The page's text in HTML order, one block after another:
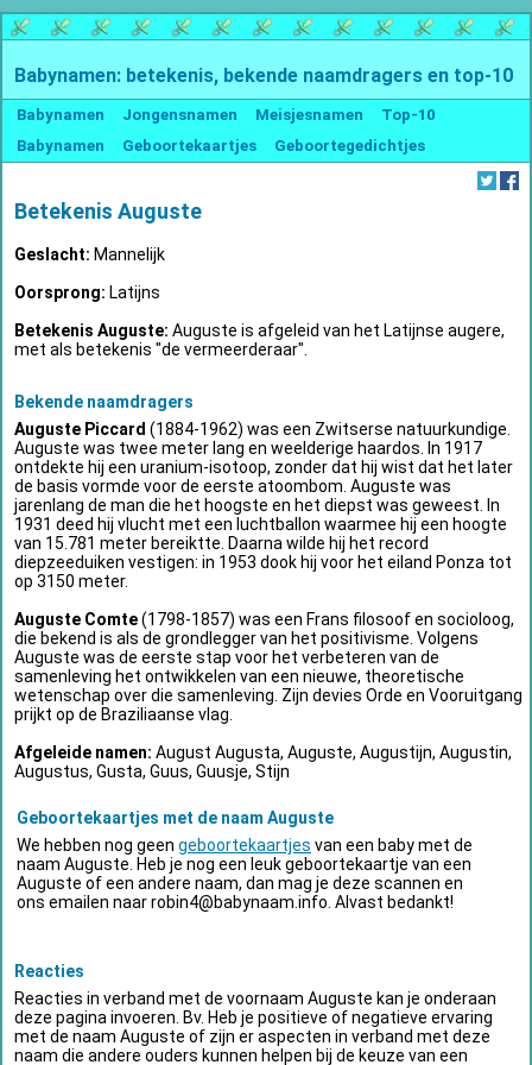
Babynamen: betekenis, bekende naamdragers en top-10
Babynamen Jongensnamen Meisjesnamen
Top-10
Babynamen
Geboortekaartjes Geboortegedichtjes
Betekenis Auguste
Geslacht: Mannelijk
Oorsprong: Latijns
Betekenis Auguste: Auguste is afgeleid van het Latijnse augere,
met als betekenis "de vermeerderaar".
Bekende naamdragers
Auguste Piccard (1884-1962) was een Zwitserse natuurkundige.
Auguste was twee meter lang en weelderige haardos. In 1917
ontdekte hij een uranium-isotoop, zonder dat hij wist dat het later
de basis vormde voor de eerste atoombom. Auguste was
jarenlang de man die het hoogste en het diepst was geweest. In
1931 deed hij vlucht met een luchtballon waarmee hij een hoogte
van 15.781 meter bereiktte. Daarna wilde hij het record
diepzeeduiken vestigen: in 1953 dook hij voor het eiland Ponza tot
op 3150 meter.
Auguste Comte(1798-1857) was een Frans filosoof en socioloog,
die bekend is als de grondlegger van het positivisme. Volgens
Auguste was de eerste stap voor het verbeteren van de
samenleving het ontwikkelen van een nieuwe, theoretische
wetenschap over die samenleving. Zijn devies Orde en Vooruitgang
prijkt op de Braziliaanse vlag.
Afgeleide namen: August Augusta, Auguste, Augustijn, Augustin,
Augustus, Gusta, Guus, Guusje, Stijn
Geboortekaartjes met de naam Auguste
We hebben nog geen geboortekaartjes van een baby met de
naam Auguste. Heb je nog een leuk geboortekaartje van een
Auguste of een andere naam, dan mag je deze scannen en
ons emailen naarrobin4@babynaam.info . Alvast bedankt!
Reacties
Reacties in verband met de voornaam Auguste kan je onderaan
deze pagina invoeren. Bv. Heb je positieve of negatieve ervaring
met de naam Auguste of zijn er aspecten in verband met deze
naam die andere ouders kunnen helpen bij de keuze van een